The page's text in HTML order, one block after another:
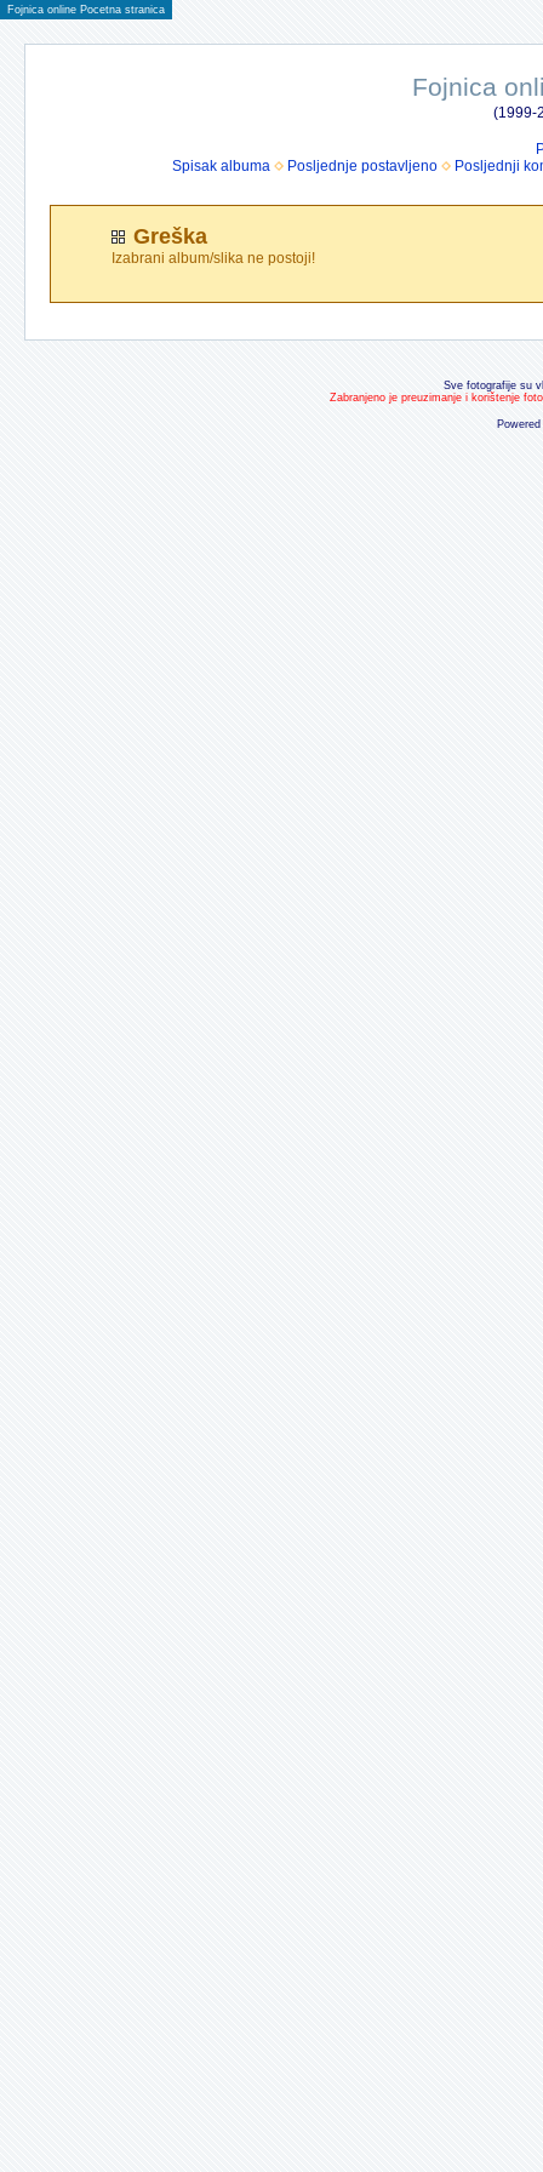
Fojnica online Pocetna stranica
Fojnica
(1999-
Spisak albuma
Posljednje postavljeno Posljednji
Greška
Izabrani album/slika ne postoji!
Sve fotografije su
Zabranjeno je preuzimanje i korištenje